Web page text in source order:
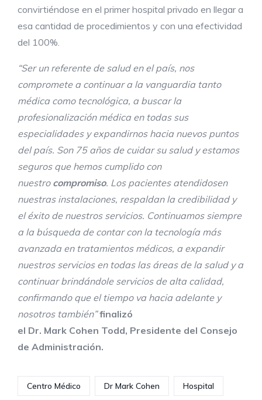
convirtiéndose en el primer hospital privado en llegar a
esa cantidad de procedimientos y con una efectividad
del 100%.
“Ser un referente de salud en el país, nos
compromete a continuar a la vanguardia tanto
médica como tecnológica, a buscar la
profesionalización médica en todas sus
especialidades yexpandirnos hacia nuevos puntos
delpaís. Son 75 años de cuidar su salud y estamos
seguros que hemos cumplido con
nuestro compromiso. Los pacientesatendidosen
nuestras instalaciones, respaldan la credibilidad y
el éxito de nuestros servicios. Continuamos siempre
a la búsqueda de contar con la tecnología más
avanzada en tratamientos médicos, a expandir
nuestros servicios en todas las áreas delasalud y a
continuar brindándole servicios de alta calidad,
confirmando que el tiempo va hacia adelante y
nosotros también” finalizó
el Dr. Mark Cohen Todd, Presidente del Consejo
de Administración.
Centro Médico Dr Mark Cohen Hospital